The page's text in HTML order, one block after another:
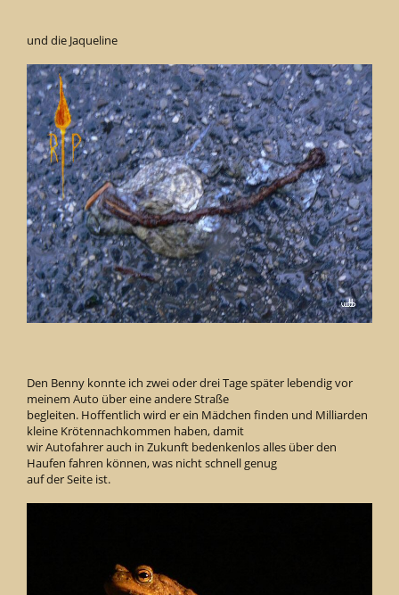
und die Jaqueline
Den Benny konnte ich zwei oder drei Tage später lebendig vor
meinem Auto über eine andere Straße
begleiten. Hoffentlich wird er ein Mädchen finden und Milliarden
kleine Krötennachkommen haben, damit
wir Autofahrer auch in Zukunft bedenkenlos alles über den
Haufen fahren können, was nicht schnell genug
auf der Seite ist.